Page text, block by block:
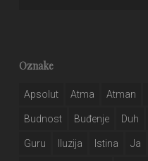
Oznake
Apsolut Atma Atman
Budnost Buđenje Duh
Guru Iluzija Istina Ja